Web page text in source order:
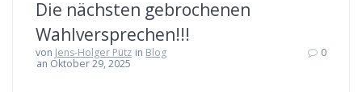
Die nächsten gebrochenen
Wahlversprechen!!!
von Jens-Holger Pütz in Blog
an Oktober 29, 2025
0